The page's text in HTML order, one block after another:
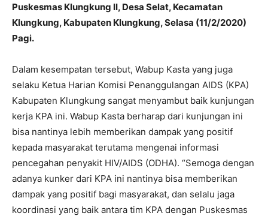
Puskesmas Klungkung II, Desa Selat, Kecamatan
Klungkung, Kabupaten Klungkung, Selasa (11/2/2020)
Pagi.
Dalam kesempatan tersebut, Wabup Kasta yang juga
selaku Ketua Harian Komisi Penanggulangan AIDS (KPA)
Kabupaten Klungkung sangat menyambut baik kunjungan
kerja KPA ini. Wabup Kasta berharap dari kunjungan ini
bisa nantinya lebih memberikan dampak yang positif
kepada masyarakat terutama mengenai informasi
pencegahan penyakit HIV/AIDS (ODHA). “Semoga dengan
adanya kunker dari KPA ini nantinya bisa memberikan
dampak yang positif bagi masyarakat, dan selalu jaga
koordinasi yang baik antara tim KPA dengan Puskesmas